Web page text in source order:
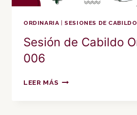
ORDINARIA |SESIONES DE
Sesión de Cabildo
006
LEER MÁS SESIÓN